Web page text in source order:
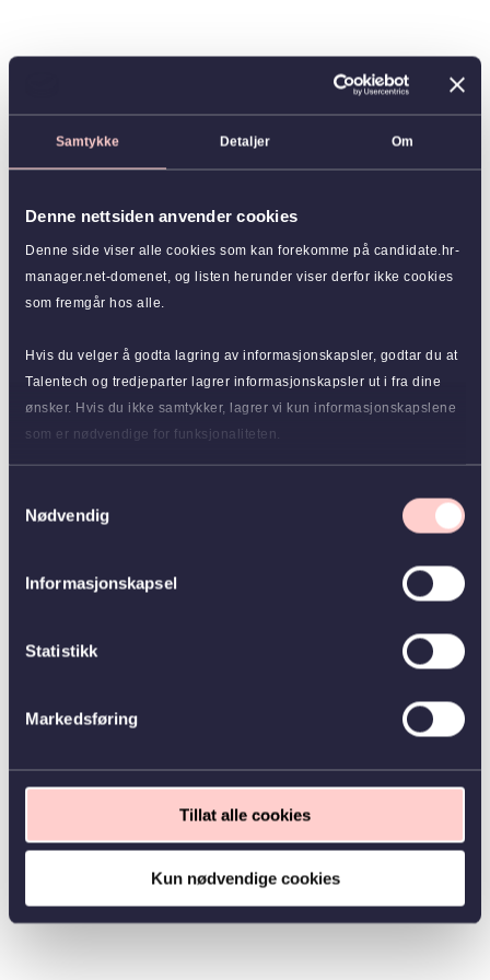
Samtykke Detaljer Om
Denne nettsiden anvender cookies
Denne side viser alle cookies som kan forekomme på candidate.hr-
manager.net-domenet, og listen herunder viser derfor ikke cookies
som fremgår hos alle.
Hvis du velger å godta lagring av informasjonskapsler, godtar du at
Talentech og tredjeparter lagrer informasjonskapsler ut i fra dine
ønsker. Hvis du ikke samtykker, lagrer vi kun informasjonskapslene
som er nødvendige for funksjonaliteten.
Nødvendig
Informasjonskapsel
Statistikk
Markedsføring
Tillat alle cookies
Kun nødvendige cookies